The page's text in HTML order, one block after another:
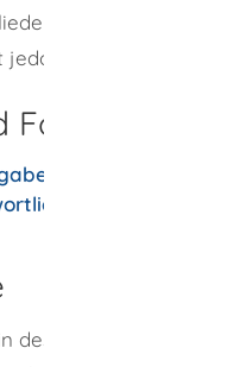
der
bestehen.
des
dessen Bezirk